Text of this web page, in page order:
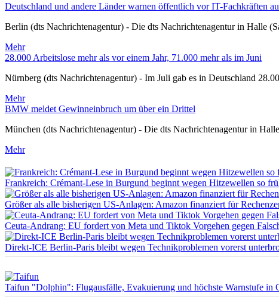
Deutschland und andere Länder warnen öffentlich vor IT-Fachkräften
Berlin (dts Nachrichtenagentur) - Die dts Nachrichtenagentur in Halle
Mehr
28.000 Arbeitslose mehr als vor einem Jahr, 71.000 mehr als im Juni
Nürnberg (dts Nachrichtenagentur) - Im Juli gab es in Deutschland
Mehr
BMW meldet Gewinneinbruch um über ein Drittel
München (dts Nachrichtenagentur) - Die dts Nachrichtenagentur in
Mehr
Frankreich: Crémant-Lese in Burgund beginnt wegen Hitzewellen so
Größer als alle bisherigen US-Anlagen: Amazon finanziert für
Ceuta-Andrang: EU fordert von Meta und Tiktok Vorgehen gegen
Direkt-ICE Berlin-Paris bleibt wegen Technikproblemen vorerst
Taifun "Dolphin": Flugausfälle, Evakuierung und höchste Warnstufe in